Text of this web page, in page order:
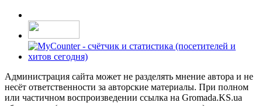
Администрация сайта может не разделять мнение автора и не
несёт ответственности за авторские материалы. При полном
или частичном воспроизведении ссылка на Gromada.KS.ua